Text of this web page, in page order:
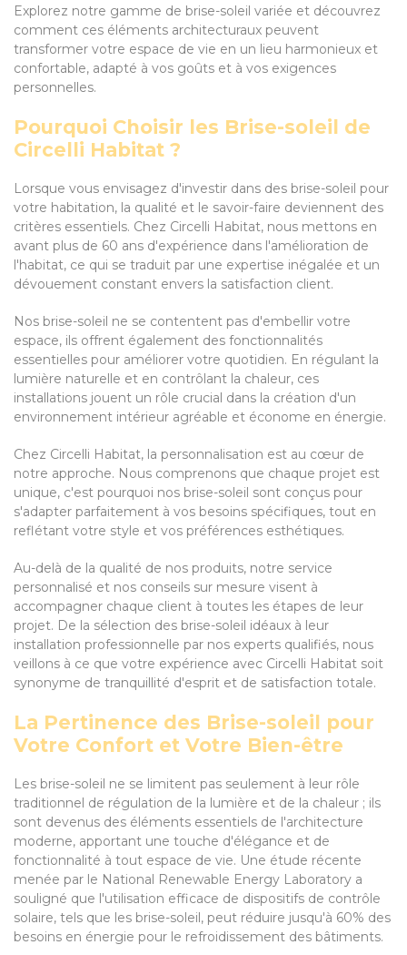
Explorez notre gamme de brise-soleil variée et découvrez
comment ces éléments architecturaux peuvent
transformer votre espace de vie en un lieu harmonieux et
confortable, adapté à vos goûts et à vos exigences
personnelles.
Pourquoi Choisir les Brise-soleil de
Circelli Habitat ?
Lorsque vous envisagez d'investir dans des brise-soleil pour
votre habitation, la qualité et le savoir-faire deviennent des
critères essentiels. Chez Circelli Habitat, nous mettons en
avant plus de 60 ans d'expérience dans l'amélioration de
l'habitat, ce qui se traduit par une expertise inégalée et un
dévouement constant envers la satisfaction client.
Nos brise-soleil ne se contentent pas d'embellir votre
espace, ils offrent également des fonctionnalités
essentielles pour améliorer votre quotidien. En régulant la
lumière naturelle et en contrôlant la chaleur, ces
installations jouent un rôle crucial dans la création d'un
environnement intérieur agréable et économe en énergie.
Chez Circelli Habitat, la personnalisation est au cœur de
notre approche. Nous comprenons que chaque projet est
unique, c'est pourquoi nos brise-soleil sont conçus pour
s'adapter parfaitement à vos besoins spécifiques, tout en
reflétant votre style et vos préférences esthétiques.
Au-delà de la qualité de nos produits, notre service
personnalisé et nos conseils sur mesure visent à
accompagner chaque client à toutes les étapes de leur
projet. De la sélection des brise-soleil idéaux à leur
installation professionnelle par nos experts qualifiés, nous
veillons à ce que votre expérience avec Circelli Habitat soit
synonyme de tranquillité d'esprit et de satisfaction totale.
La Pertinence des Brise-soleil pour
Votre Confort et Votre Bien-être
Les brise-soleil ne se limitent pas seulement à leur rôle
traditionnel de régulation de la lumière et de la chaleur ; ils
sont devenus des éléments essentiels de l'architecture
moderne, apportant une touche d'élégance et de
fonctionnalité à tout espace de vie. Une étude récente
menée par le National Renewable Energy Laboratory a
souligné que l'utilisation efficace de dispositifs de contrôle
solaire, tels que les brise-soleil, peut réduire jusqu'à 60% des
besoins en énergie pour le refroidissement des bâtiments.